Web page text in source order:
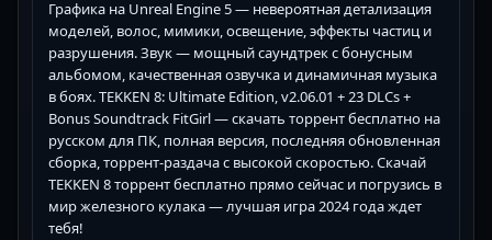
Графика на Unreal Engine 5 — невероятная детализация
моделей, волос, мимики, освещение, эффекты частиц и
разрушения. Звук — мощный саундтрек с бонусным
альбомом, качественная озвучка и динамичная музыка
в боях. TEKKEN 8: Ultimate Edition, v2.06.01 + 23 DLCs +
Bonus Soundtrack FitGirl — скачать торрент бесплатно на
русском для ПК, полная версия, последняя обновленная
сборка, торрент-раздача с высокой скоростью. Скачай
TEKKEN 8 торрент бесплатно прямо сейчас и погрузись в
мир железного кулака — лучшая игра 2024 года ждет
тебя!